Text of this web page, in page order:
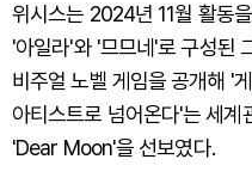
위시스는 2024년 11월 활동
'아일라'와 '므므네'로 구성된
비주얼 노벨 게임을 공개해 '
아티스트로 넘어온다'는 세계
'Dear Moon'을 선보였다.